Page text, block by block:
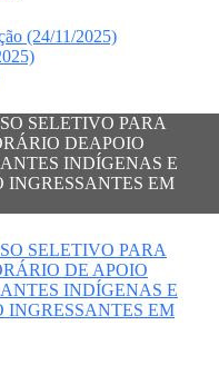
(24/11/2025)
SELETIVO PARA
DEAPOIO
INDÍGENAS E
EM
SELETIVO PARA
DE APOIO
INDÍGENAS E
EM